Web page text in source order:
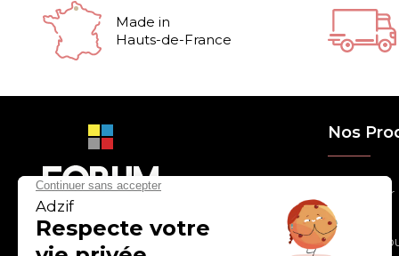
Made in
Hauts-de-France
contact@adzif.biz
Nos
> Relooker
> Habiller
>